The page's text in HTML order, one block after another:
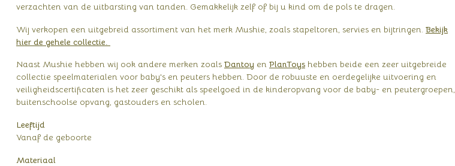
verzachten van de uitbarsting van tanden. Gemakkelijk zelf of bij u kind om de pols te dragen.
Wij verkopen een uitgebreid assortiment van het merk Mushie, zoals stapeltoren, servies en bijtringen. Bekijk
hier de gehele collectie.
Naast Mushie hebben wij ook andere merken zoals Dantoy en PlanToys hebben beide een zeer uitgebreide
collectie speelmaterialen voor baby's en peuters hebben. Door de robuuste en oerdegelijke uitvoering en
veiligheidscertificaten is het zeer geschikt als speelgoed in de kinderopvang voor de baby- en peutergroepen,
buitenschoolse opvang, gastouders en scholen.
Leeftijd
Vanaf de geboorte
Materiaal